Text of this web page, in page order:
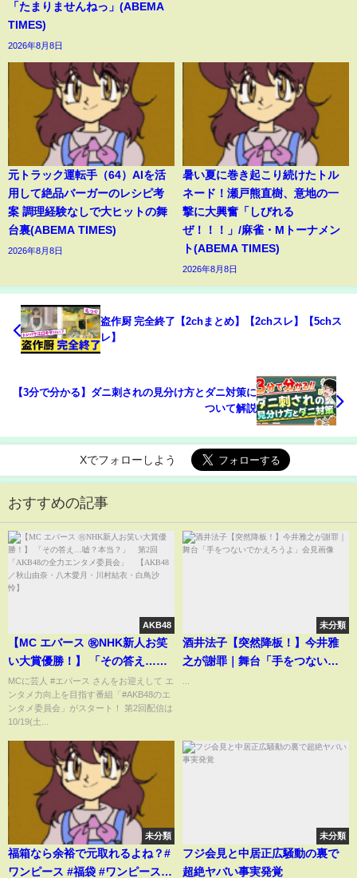
「たまりませんねっ」(ABEMA
TIMES)
2026年8月8日
元トラック運転手（64）AIを活
用して絶品バーガーのレシピ考
案 調理経験なしで大ヒットの舞
台裏(ABEMA TIMES)
2026年8月8日
暑い夏に巻き起こり続けたトル
ネード！瀬戸熊直樹、意地の一
撃に大興奮「しびれる
ぜ！！！」/麻雀・Mトーナメン
ト(ABEMA TIMES)
2026年8月8日
盗作厨 完全終了【2chまとめ】【2chスレ】【5chス
レ】
【3分で分かる】ダニ刺されの見分け方とダニ対策に
ついて解説
Xでフォローしよう
おすすめの記事
AKB48
【MC エバース ㊗️NHK新人お笑
い大賞優勝！】 「その答え…
嘘？本当？」 第2回「AKB48の
全力エンタメ委員会」
【AKB48／秋山由奈・八木愛
MCに芸人 #エバース さんをお迎えして エ
ンタメ力向上を目指す番組「#AKB48のエ
ンタメ委員会」がスタート！ 第2回配信は
10/19(土...
未分類
酒井法子【突然降板！】今井雅
之が謝罪｜舞台「手をつないで
未分類
福箱なら余裕で元取れるよね？#
ワンピース #福袋 #ワンピースカ
未分類
フジ会見と中居正広騒動の裏で
超絶ヤバい事実発覚